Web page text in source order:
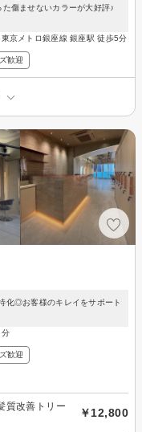
傷ませないカラーが大好評♪
京メトロ銀座線 銀座駅 徒歩5分
歓迎
化◎お客様のキレイをサポート
分
歓迎
質改善トリー
￥12,800